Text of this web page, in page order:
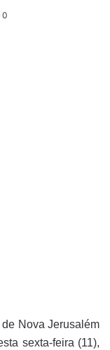
0
Nova Jerusalém
sexta-feira (11),